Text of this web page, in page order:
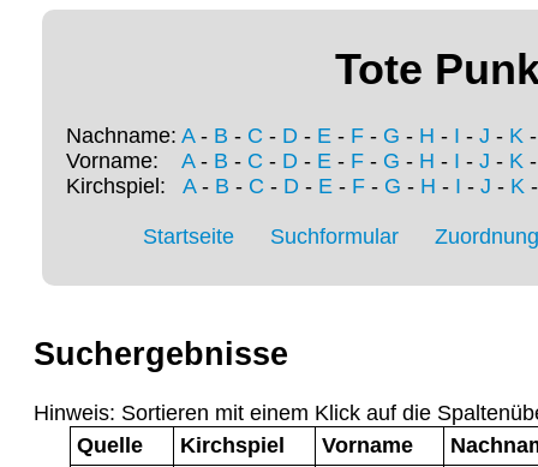
Tote
Nachname: A- B - C - D - E - F - G - H - I - J - K
Vorname: A- B - C - D - E - F - G - H - I - J - K
Kirchspiel: A- B - C - D- E- F- G - H - I - J - K
Startseite Suchformular
Suchergebnisse
Hinweis: Sortieren mit einem Klick auf die
Quelle
Kirchspiel Vorname